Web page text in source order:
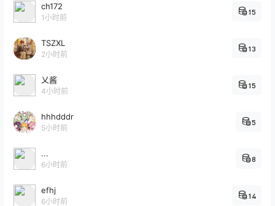
ch172
1小时前
15
TSZXL
2小时前
13
乂酱
4小时前
15
hhhdddr
5小时前
5
...
6小时前
8
efhj
6小时前
14